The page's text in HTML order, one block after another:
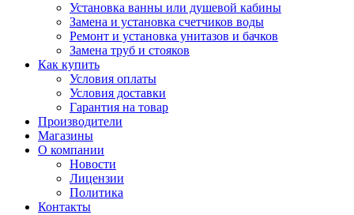
Установка ванны или душевой кабины
Замена и установка счетчиков воды
Ремонт и установка унитазов и бачков
Замена труб и стояков
Как купить
Условия оплаты
Условия доставки
Гарантия на товар
Производители
Магазины
О компании
Новости
Лицензии
Политика
Контакты